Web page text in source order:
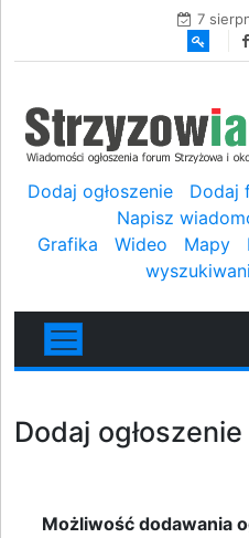
7
Dodaj ogłoszenie Dodaj
Napisz
Grafika
Wideo Mapy
Dodaj ogłoszenie
Możliwość dodawania